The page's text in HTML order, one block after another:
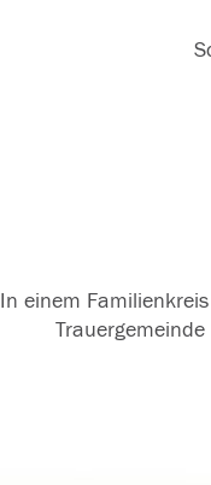
In einem